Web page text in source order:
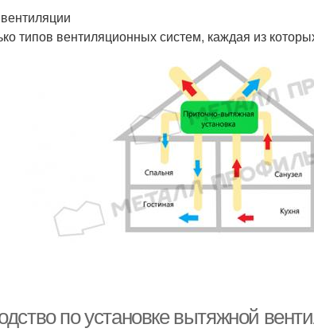
типов вентиляционных систем, каждая из
по установке вытяжной